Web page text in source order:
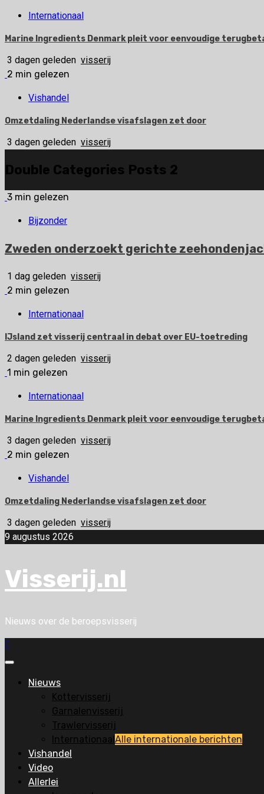
Internationaal
Marine Ingredients Denmark pleit voor eenvoudige
3 dagen geleden visserij
2 min gelezen
Vishandel
Omzetdaling Nederlandse visafslagen zet door
3 dagen geleden visserij
Double Categories Posts 2
3 min gelezen
Bijzonder
Zweden onderzoekt gerichte
1 dag geleden visserij
2 min gelezen
Internationaal
IJsland zet visserij centraal in debat over EU-toetreding
2 dagen geleden visserij
1 min gelezen
Internationaal
Marine Ingredients Denmark pleit voor eenvoudige
3 dagen geleden visserij
2 min gelezen
Vishandel
Omzetdaling Nederlandse visafslagen zet door
3 dagen geleden visserij
9 augustus 2026
Visserij.nl
Nieuws over de beroepsvisserij
Primair
Nieuws
Kottervisserij
Garnalenvisserij
Trawlervisserij
Internationaal Alle internationale berichten
Vishandel
Video
Allerlei